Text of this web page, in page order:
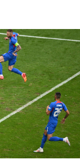
Starul
lusitan a
izbucnit
în lacrimi